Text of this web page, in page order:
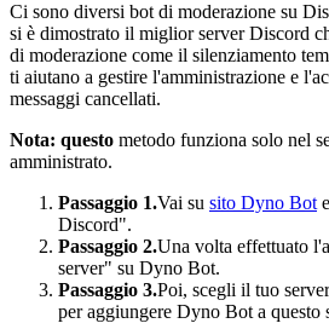
Ci sono diversi bot di moderazione su
si è dimostrato il miglior server Discord
di moderazione come il silenziamento
ti aiutano a gestire l'amministrazione e
messaggi cancellati.
Nota: questo metodo funziona solo nel
amministrato.
Passaggio 1.Vai su sito Dyno Bot
Discord".
Passaggio 2.Una volta effettuato
server" su Dyno Bot.
Passaggio 3.Poi, scegli il tuo
per aggiungere Dyno Bot a questo